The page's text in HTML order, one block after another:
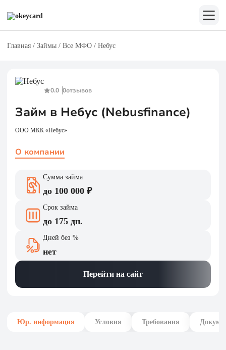
Главная / Займы / Все МФО / Небус
0.0 0отзывов
Займ в Небус (Nebusfinance)
ООО МКК «Небус»
О компании
Сумма займа
до 100 000 ₽
Срок займа
до 175 дн.
Дней без %
нет
Перейти на сайт
Юр. информация Условия Требования